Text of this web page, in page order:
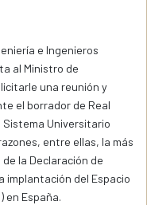
e Ingenieros
al Ministro de
una reunión y
el borrador de Real
Sistema Universitario
entre ellas, la más
la Declaración de
implantación del Espacio
en España.